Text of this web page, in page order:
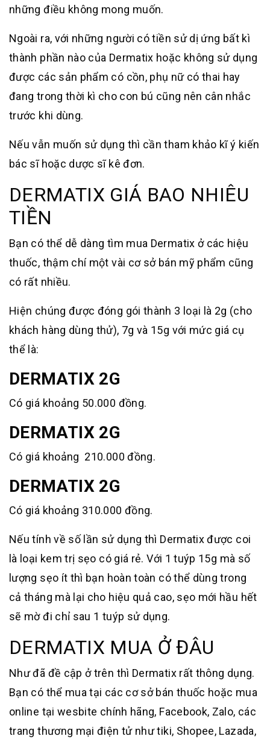
những điều không mong muốn.
Ngoài ra, với những người có tiền sử dị ứng bất kì
thành phần nào của Dermatix hoặc không sử dụng
được các sản phẩm có cồn, phụ nữ có thai hay
đang trong thời kì cho con bú cũng nên cân nhắc
trước khi dùng.
Nếu vẫn muốn sử dụng thì cần tham khảo kĩ ý kiến
bác sĩ hoặc dược sĩ kê đơn.
DERMATIX GIÁ BAO NHIÊU
TIỀN
Bạn có thể dễ dàng tìm mua Dermatix ở các hiệu
thuốc, thậm chí một vài cơ sở bán mỹ phẩm cũng
có rất nhiều.
Hiện chúng được đóng gói thành 3 loại là 2g (cho
khách hàng dùng thử), 7g và 15g với mức giá cụ
thể là:
DERMATIX 2G
Có giá khoảng 50.000 đồng.
DERMATIX 2G
Có giá khoảng 210.000 đồng.
DERMATIX 2G
Có giá khoảng 310.000 đồng.
Nếu tính về số lần sử dụng thì Dermatix được coi
là loại kem trị sẹo có giá rẻ. Với 1 tuýp 15g mà số
lượng sẹo ít thì bạn hoàn toàn có thể dùng trong
cả tháng mà lại cho hiệu quả cao, sẹo mới hầu hết
sẽ mờ đi chỉ sau 1 tuýp sử dụng.
DERMATIX MUA Ở ĐÂU
Như đã đề cập ở trên thì Dermatix rất thông dụng.
Bạn có thể mua tại các cơ sở bán thuốc hoặc mua
online tại wesbite chính hãng, Facebook, Zalo, các
trang thương mại điện tử như tiki, Shopee, Lazada,